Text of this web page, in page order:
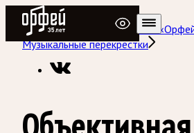
Радио Орфей
Радио классической музыки
Музыкальные перекрёстки